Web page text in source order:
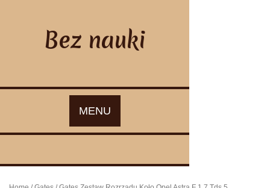
Bez nauki
MENU